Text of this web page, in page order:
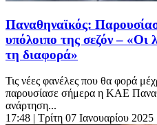
Παναθηναϊκός:
υπόλοιπο της σεζόν – «Οι
τη διαφορά»
Τις νέες φανέλες που θα φορά
παρουσίασε σήμερα η ΚΑΕ
ανάρτηση...
17:48 | Τρίτη 07 Ιανουαρίου 2025